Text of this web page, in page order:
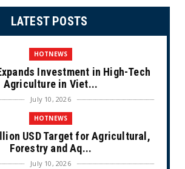
LATEST POSTS
HOTNEWS
Investment in High-Tech
Agriculture in Viet...
July 10, 2026
HOTNEWS
USD Target for Agricultural,
Forestry and Aq...
July 10, 2026